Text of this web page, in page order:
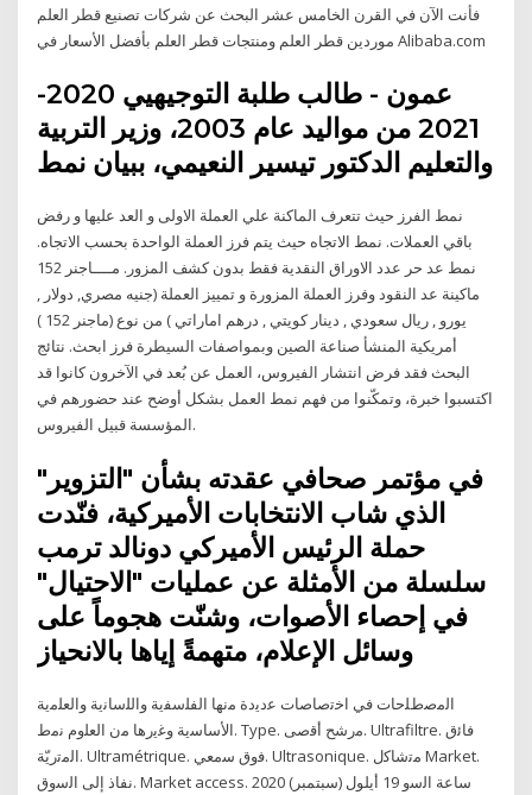
فأنت الآن في القرن الخامس عشر البحث عن شركات تصنيع قطر العلم
موردين قطر العلم ومنتجات قطر العلم بأفضل الأسعار في Alibaba.com
عمون - طالب طلبة التوجيهيي 2020-
2021 من مواليد عام 2003، وزير التربية
والتعليم الدكتور تيسير النعيمي، ببيان نمط
نمط الفرز حيث تتعرف الماكنة علي العملة الاولى و العد عليها و رفض
باقي العملات. نمط الاتجاه حيث يتم فرز العملة الواحدة بحسب الاتجاه.
نمط عد حر عدد الاوراق النقدية فقط بدون كشف المزور. مــــاجنر 152
ماكينة عد النقود وفرز العملة المزورة و تمييز العملة (جنيه مصري, دولار ,
يورو , ريال سعودي , دينار كويتي , درهم اماراتي ) من نوع (ماجنر 152 )
أمريكية المنشأ صناعة الصين وبمواصفات السيطرة فرز ابحث. نتائج
البحث فقد فرض انتشار الفيروس، العمل عن بُعد في الآخرون كانوا قد
اكتسبوا خبرة، وتمكّنوا من فهم نمط العمل بشكل أوضح عند حضورهم في
المؤسسة قبيل الفيروس.
في مؤتمر صحافي عقدته بشأن "التزوير"
الذي شاب الانتخابات الأميركية، فنّدت
حملة الرئيس الأميركي دونالد ترمب
سلسلة من الأمثلة عن عمليات "الاحتيال"
في إحصاء الأصوات، وشنّت هجوماً على
وسائل الإعلام، متهمةً إياها بالانحياز
اﻟﻣﺻطﻠﺣﺎت ﻓﻲ اﺧﺗﺻﺎﺻﺎت ﻋدﻳدة ﻣﻧﻬﺎ اﻟﻔﻠﺳﻔﻳﺔ واﻟﻠﺳﺎﻧﻳﺔ واﻟﻌﻠﻣﻳﺔ
اﻷﺳﺎﺳﻳﺔ وﻏﻳرﻫﺎ ﻣن اﻟﻌﻠوم ﻧﻣط. Type. ﻣرﺷﺢ أﻗﺻﻰ. Ultrafiltre. ﻓﺎﺋق
اﻟﻣﺗرﻳّﺔ. Ultramétrique. ﻓوق ﺳﻣﻌﻲ. Ultrasonique. ﻣﺗﺷﺎﻛﻝ Market.
ﻧﻔﺎذ إﻟﻰ اﻟﺳوق. Market access. ﺳﺎﻋﺔ اﻟﺳو 19 أيلول (سبتمبر) 2020